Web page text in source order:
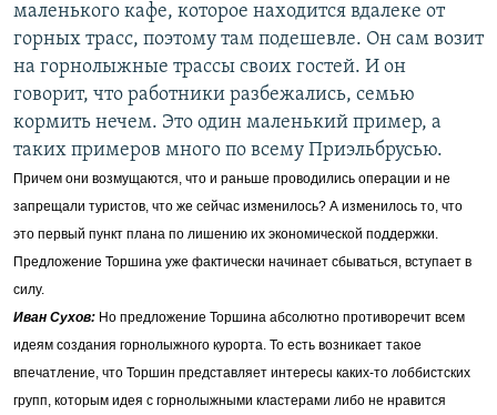
маленького кафе, которое находится вдалеке от
горных трасс, поэтому там подешевле. Он сам возит
на горнолыжные трассы своих гостей. И он
говорит, что работники разбежались, семью
кормить нечем. Это один маленький пример, а
таких примеров много по всему Приэльбрусью.
Причем они возмущаются, что и раньше проводились операции и не
запрещали туристов, что же сейчас изменилось? А изменилось то, что
это первый пункт плана по лишению их экономической поддержки.
Предложение Торшина уже фактически начинает сбываться, вступает в
силу.
Иван Сухов: Но предложение Торшина абсолютно противоречит всем
идеям создания горнолыжного курорта. То есть возникает такое
впечатление, что Торшин представляет интересы каких-то лоббистских
групп, которым идея с горнолыжными кластерами либо не нравится